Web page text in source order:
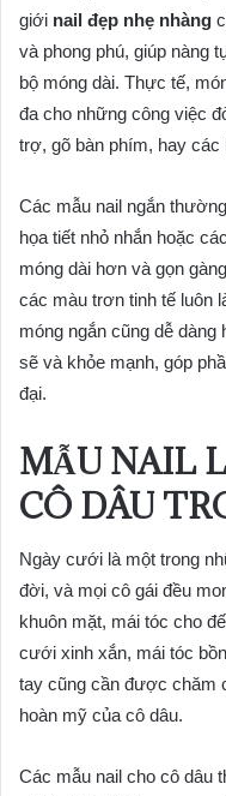
giới nail đẹp nhẹ nhàng
và phong phú, giúp nàng
bộ móng dài. Thực tế,
đa cho những công việc
trợ, gõ bàn phím, hay các
Các mẫu nail ngắn
họa tiết nhỏ nhắn hoặc
móng dài hơn và gọn
các màu trơn tinh tế luôn
móng ngắn cũng dễ
sẽ và khỏe mạnh, góp
đại.
MẪU NAIL
CÔ DÂU
Ngày cưới là một trong
đời, và mọi cô gái đều
khuôn mặt, mái tóc cho
cưới xinh xắn, mái tóc
tay cũng cần được chăm
hoàn mỹ của cô dâu.
Các mẫu nail cho cô dâu